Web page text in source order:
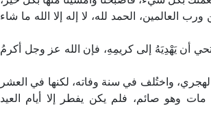
العالمين، الحمد لله، لا إله إلا الله ما شاء
أن يَهْدِيَهُ إلى كريمِهِ، فإن الله عز وجل أكرمُ
واختُلف في سنة وفاته، لكنها في العشر
وهو صائم، فلم يكن يفطر إلا أيام العيد